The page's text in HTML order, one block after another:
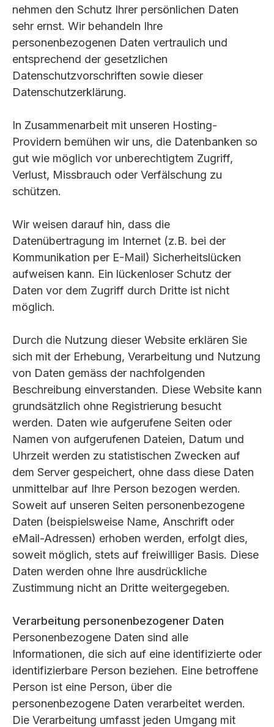
nehmen den Schutz Ihrer persönlichen Daten
sehr ernst. Wir behandeln Ihre
personenbezogenen Daten vertraulich und
entsprechend der gesetzlichen
Datenschutzvorschriften sowie dieser
Datenschutzerklärung.
In Zusammenarbeit mit unseren Hosting-
Providern bemühen wir uns, die Datenbanken so
gut wie möglich vor unberechtigtem Zugriff,
Verlust, Missbrauch oder Verfälschung zu
schützen.
Wir weisen darauf hin, dass die
Datenübertragung im Internet (z.B. bei der
Kommunikation per E-Mail) Sicherheitslücken
aufweisen kann. Ein lückenloser Schutz der
Daten vor dem Zugriff durch Dritte ist nicht
möglich.
Durch die Nutzung dieser Website erklären Sie
sich mit der Erhebung, Verarbeitung und Nutzung
von Daten gemäss der nachfolgenden
Beschreibung einverstanden. Diese Website kann
grundsätzlich ohne Registrierung besucht
werden. Daten wie aufgerufene Seiten oder
Namen von aufgerufenen Dateien, Datum und
Uhrzeit werden zu statistischen Zwecken auf
dem Server gespeichert, ohne dass diese Daten
unmittelbar auf Ihre Person bezogen werden.
Soweit auf unseren Seiten personenbezogene
Daten (beispielsweise Name, Anschrift oder
eMail-Adressen) erhoben werden, erfolgt dies,
soweit möglich, stets auf freiwilliger Basis. Diese
Daten werden ohne Ihre ausdrückliche
Zustimmung nicht an Dritte weitergegeben.
Verarbeitung personenbezogener Daten
Personenbezogene Daten sind alle
Informationen, die sich auf eine identifizierte oder
identifizierbare Person beziehen. Eine betroffene
Person ist eine Person, über die
personenbezogene Daten verarbeitet werden.
Die Verarbeitung umfasst jeden Umgang mit